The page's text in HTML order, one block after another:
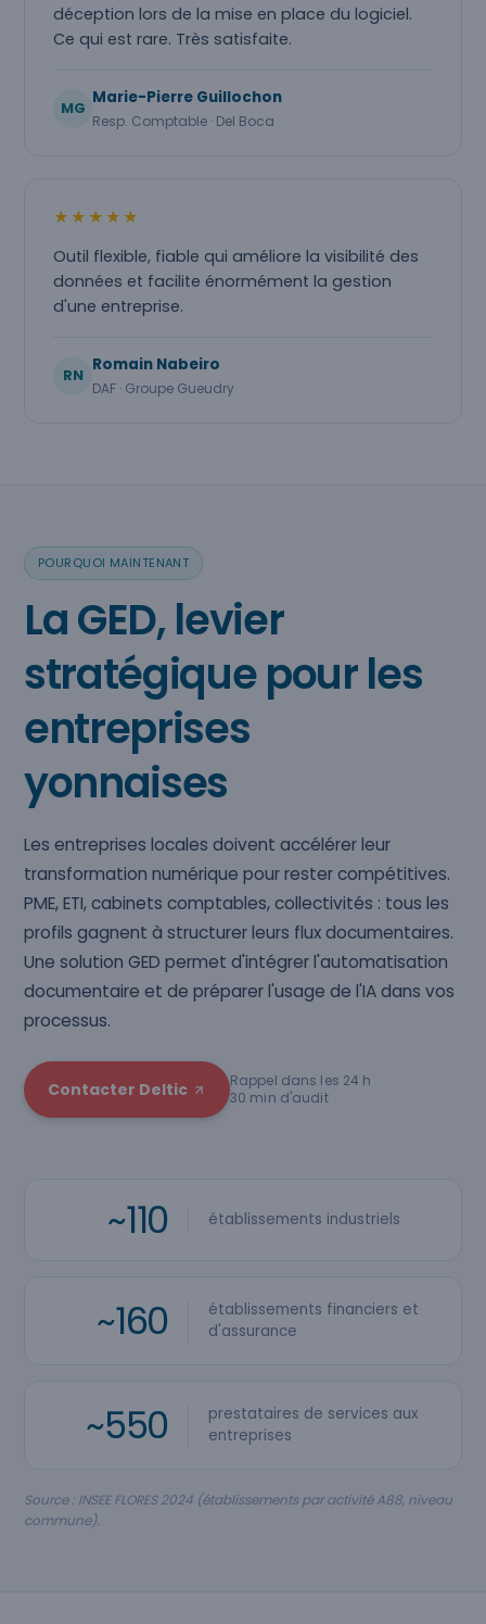
déception lors de la mise en place du logiciel.
Ce qui est rare. Très satisfaite.
MG
Marie-Pierre Guillochon
Resp. Comptable · Del Boca
★★★★★
Outil flexible, fiable qui améliore la visibilité des
données et facilite énormément la gestion
d'une entreprise.
RN
Romain Nabeiro
DAF · Groupe Gueudry
POURQUOI MAINTENANT
La GED, levier
stratégique pour les
entreprises
yonnaises
Les entreprises locales doivent accélérer leur
transformation numérique pour rester compétitives.
PME, ETI, cabinets comptables, collectivités : tous les
profils gagnent à structurer leurs flux documentaires.
Une solution GED permet d'intégrer l'automatisation
documentaire et de préparer l'usage de l'IA dans vos
processus.
Contacter Deltic
Rappel dans les 24 h
30 min d'audit
~110 établissements industriels
~160
établissements financiers et
d'assurance
~550
prestataires de services aux
entreprises
Source : INSEE FLORES 2024 (établissements par activité A88, niveau
commune).